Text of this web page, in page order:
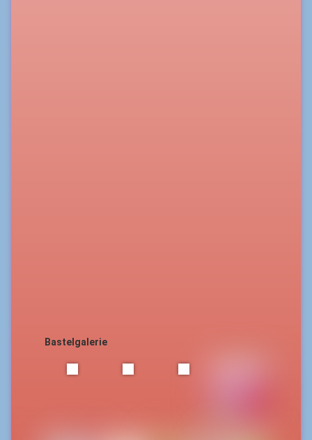
Bastelgalerie